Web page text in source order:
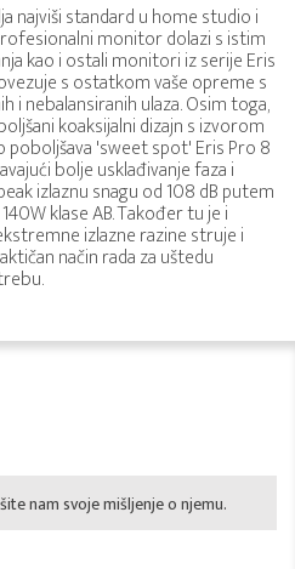
najviši standard u home studio i
monitor dolazi s istim
kao i ostali monitori iz serije Eris
s ostatkom vaše opreme s
nebalansiranih ulaza. Osim toga,
koaksijalni dizajn s izvorom
'sweet spot' Eris Pro 8
bolje usklađivanje faza i
izlaznu snagu od 108 dB putem
klase AB. Također tu je i
izlazne razine struje i
način rada za uštedu
nam svoje mišljenje o njemu.